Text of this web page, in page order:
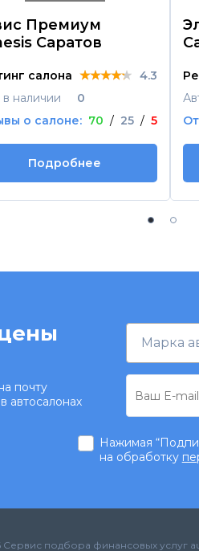
Премиум
Саратов
салона ★★★★★
★★★★★
★★★★★ 4.3
в наличии
0
о салоне: 70 / 25 / 5
Подробнее
почту
автосалонах
Марка
Нажимая
на обработку
Сервис подбора финансовых услуг